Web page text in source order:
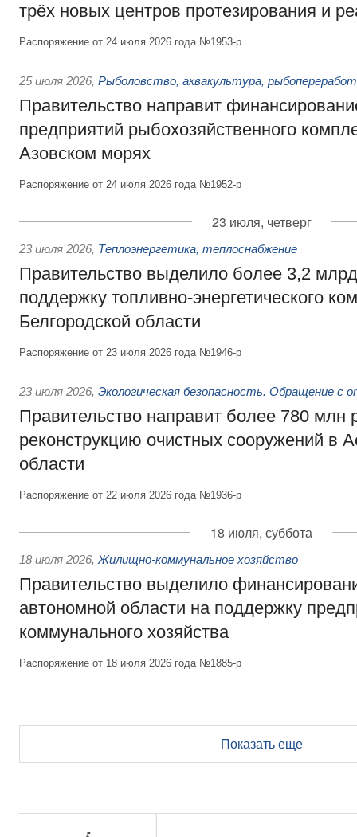
трёх новых центров протезирования и
Распоряжение от 24 июля 2026 года №1953-р
25 июля 2026, Рыболовство, аквакультура,
Правительство направит
предприятий рыбохозяйственного
Азовском морях
Распоряжение от 24 июля 2026 года №1952-р
23 июля, четверг
23 июля 2026, Теплоэнергетика, теплоснабжение
Правительство выделило более 3,2
поддержку топливно-энергетического
Белгородской области
Распоряжение от 23 июля 2026 года №1946-р
23 июля 2026, Экологическая безопасность. Обращение с
Правительство направит более 780 млн
реконструкцию очистных сооружений в
области
Распоряжение от 22 июля 2026 года №1936-р
18 июля, суббота
18 июля 2026, Жилищно-коммунальное хозяйство
Правительство выделило
автономной области на поддержку
коммунального хозяйства
Распоряжение от 18 июля 2026 года №1885-р
Показать еще